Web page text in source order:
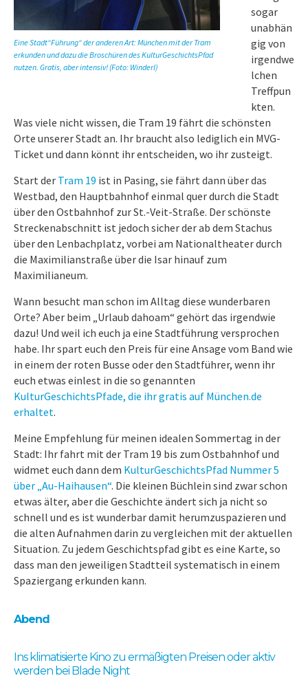
Eine Stadt“Führung“ der anderen Art: München mit der Tram
erkunden und dazu die Broschüren des KulturGeschichtsPfad
nutzen. Gratis, aber intensiv! (Foto: Winderl)
sogar
unabhän
gig von
irgendwe
lchen
Treffpun
kten.
Was viele nicht wissen, die Tram 19 fährt die schönsten
Orte unserer Stadt an. Ihr braucht also lediglich ein MVG-
Ticket und dann könnt ihr entscheiden, wo ihr zusteigt.
Start der Tram 19 ist in Pasing, sie fährt dann über das
Westbad, den Hauptbahnhof einmal quer durch die Stadt
über den Ostbahnhof zur St.-Veit-Straße. Der schönste
Streckenabschnitt ist jedoch sicher der ab dem Stachus
über den Lenbachplatz, vorbei am Nationaltheater durch
die Maximilianstraße über die Isar hinauf zum
Maximilianeum.
Wann besucht man schon im Alltag diese wunderbaren
Orte? Aber beim „Urlaub dahoam“ gehört das irgendwie
dazu! Und weil ich euch ja eine Stadtführung versprochen
habe. Ihr spart euch den Preis für eine Ansage vom Band wie
in einem der roten Busse oder den Stadtführer, wenn ihr
euch etwas einlest in die so genannten
KulturGeschichtsPfade, die ihr gratis auf München.de
erhaltet.
Meine Empfehlung für meinen idealen Sommertag in der
Stadt: Ihr fahrt mit der Tram 19 bis zum Ostbahnhof und
widmet euch dann dem KulturGeschichtsPfad Nummer 5
über „Au-Haihausen“. Die kleinen Büchlein sind zwar schon
etwas älter, aber die Geschichte ändert sich ja nicht so
schnell und es ist wunderbar damit herumzuspazieren und
die alten Aufnahmen darin zu vergleichen mit der aktuellen
Situation. Zu jedem Geschichtspfad gibt es eine Karte, so
dass man den jeweiligen Stadtteil systematisch in einem
Spaziergang erkunden kann.
Abend
Ins klimatisierte Kino zu ermäßigten Preisen oder aktiv
werden bei Blade Night